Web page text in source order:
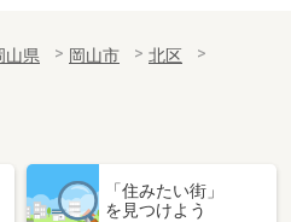
山県 岡山市
北区
「住みたい街」
を見つけよう